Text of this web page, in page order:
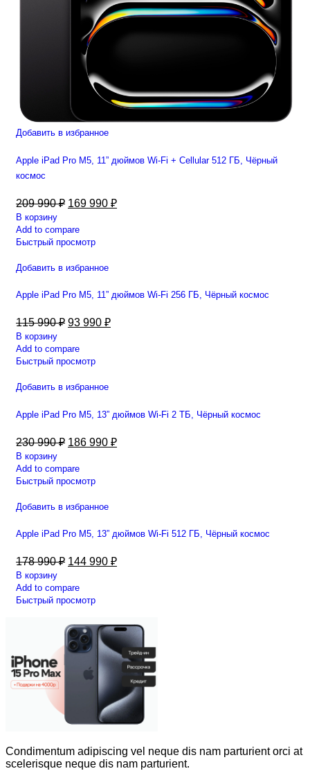
Добавить в избранное
Apple iPad Pro M5, 11” дюймов Wi-Fi + Cellular 512 ГБ, Чёрный
космос
209 990₽ 169 990 ₽
В корзину
Add to compare
Быстрый просмотр
Добавить в избранное
Apple iPad Pro M5, 11” дюймов Wi-Fi 256 ГБ, Чёрный космос
115 990₽ 93 990 ₽
В корзину
Add to compare
Быстрый просмотр
Добавить в избранное
Apple iPad Pro M5, 13” дюймов Wi-Fi 2 ТБ, Чёрный космос
230 990₽ 186 990 ₽
В корзину
Add to compare
Быстрый просмотр
Добавить в избранное
Apple iPad Pro M5, 13” дюймов Wi-Fi 512 ГБ, Чёрный космос
178 990₽ 144 990 ₽
В корзину
Add to compare
Быстрый просмотр
Condimentum adipiscing vel neque dis nam parturient orci at
scelerisque neque dis nam parturient.